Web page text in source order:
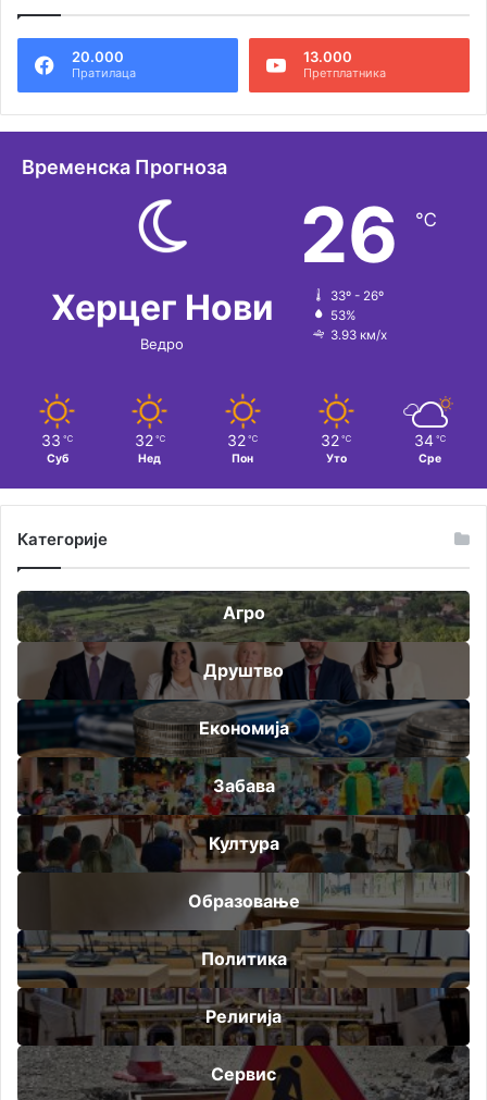
20.000
Пратилаца
13.000
Претплатника
Временска Прогноза
Херцег Нови
Ведро
26 ℃
33º - 26º
53%
3.93 км/х
33 ℃
Суб
32 ℃
Нед
32 ℃
Пон
32 ℃
Уто
34 ℃
Сре
Категорије
Агро
Друштво
Економија
Забава
Култура
Образовање
Политика
Религија
Сервис